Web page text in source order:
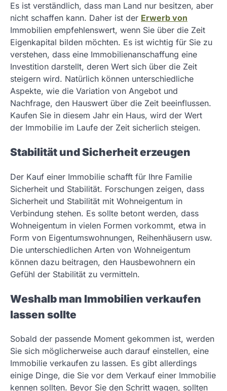
Es ist verständlich, dass man Land nur besitzen, aber
nicht schaffen kann. Daher ist der Erwerb von
Immobilien empfehlenswert, wenn Sie über die Zeit
Eigenkapital bilden möchten. Es ist wichtig für Sie zu
verstehen, dass eine Immobilienanschaffung eine
Investition darstellt, deren Wert sich über die Zeit
steigern wird. Natürlich können unterschiedliche
Aspekte, wie die Variation von Angebot und
Nachfrage, den Hauswert über die Zeit beeinflussen.
Kaufen Sie in diesem Jahr ein Haus, wird der Wert
der Immobilie im Laufe der Zeit sicherlich steigen.
Stabilität und Sicherheit erzeugen
Der Kauf einer Immobilie schafft für Ihre Familie
Sicherheit und Stabilität. Forschungen zeigen, dass
Sicherheit und Stabilität mit Wohneigentum in
Verbindung stehen. Es sollte betont werden, dass
Wohneigentum in vielen Formen vorkommt, etwa in
Form von Eigentumswohnungen, Reihenhäusern usw.
Die unterschiedlichen Arten von Wohneigentum
können dazu beitragen, den Hausbewohnern ein
Gefühl der Stabilität zu vermitteln.
Weshalb man Immobilien verkaufen
lassen sollte
Sobald der passende Moment gekommen ist, werden
Sie sich möglicherweise auch darauf einstellen, eine
Immobilie verkaufen zu lassen. Es gibt allerdings
einige Dinge, die Sie vor dem Verkauf einer Immobilie
kennen sollten. Bevor Sie den Schritt wagen, sollten